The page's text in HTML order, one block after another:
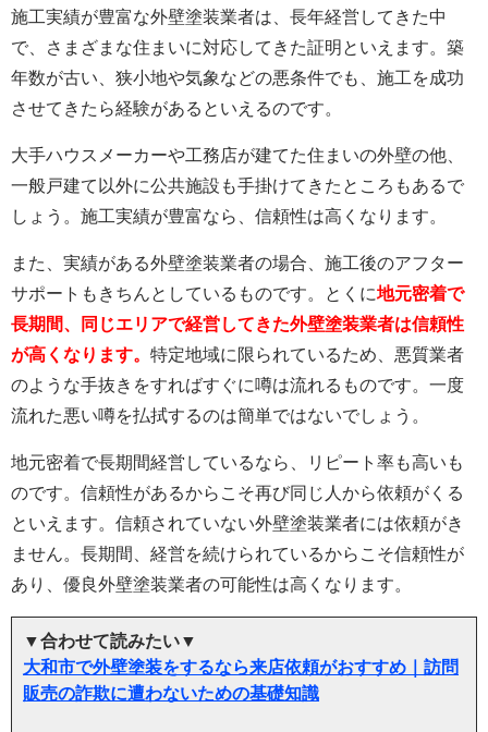
施工実績が豊富な外壁塗装業者は、長年経営してきた中
で、さまざまな住まいに対応してきた証明といえます。築
年数が古い、狭小地や気象などの悪条件でも、施工を成功
させてきたら経験があるといえるのです。
大手ハウスメーカーや工務店が建てた住まいの外壁の他、
一般戸建て以外に公共施設も手掛けてきたところもあるで
しょう。施工実績が豊富なら、信頼性は高くなります。
また、実績がある外壁塗装業者の場合、施工後のアフター
サポートもきちんとしているものです。とくに地元密着で
長期間、同じエリアで経営してきた外壁塗装業者は信頼性
が高くなります。 特定地域に限られているため、悪質業者
のような手抜きをすればすぐに噂は流れるものです。一度
流れた悪い噂を払拭するのは簡単ではないでしょう。
地元密着で長期間経営しているなら、リピート率も高いも
のです。信頼性があるからこそ再び同じ人から依頼がくる
といえます。信頼されていない外壁塗装業者には依頼がき
ません。長期間、経営を続けられているからこそ信頼性が
あり、優良外壁塗装業者の可能性は高くなります。
▼合わせて読みたい▼
大和市で外壁塗装をするなら来店依頼がおすすめ｜訪問
販売の詐欺に遭わないための基礎知識